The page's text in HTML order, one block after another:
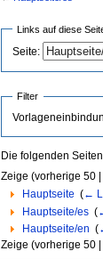
Links auf diese
Seite:
Filter
Die folgenden
Zeige (vorherige 50
Hauptseite (←
Hauptseite/es‎ (
Hauptseite/en (
Zeige (vorherige 50